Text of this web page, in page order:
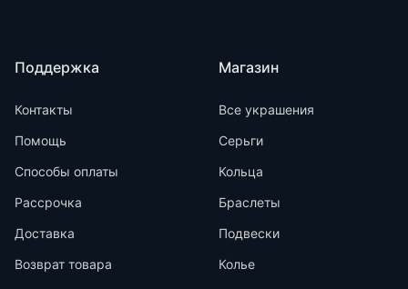
Поддержка
Контакты
Помощь
Способы оплаты
Рассрочка
Доставка
Возврат товара
Магазин
Все украшения
Серьги
Кольца
Браслеты
Подвески
Колье